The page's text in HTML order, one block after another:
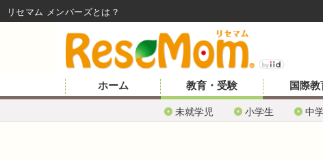
ホーム 教育・受験
未就学児 小学生 中
国際教
リセマム メンバーズ